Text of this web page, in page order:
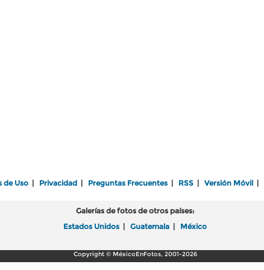
de Uso Privacidad Preguntas Frecuentes RSS Versión Móvil
Galerías de fotos de otros países:
Estados Unidos
Guatemala México
Copyright © MéxicoEnFotos, 2001-2026